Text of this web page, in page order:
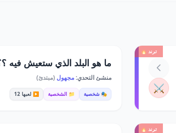
ترند 🔥
⚔️
ما هو البلد الذي ستعيش فيه
منشئ التحدي:مجهول (مبتدئ)
🎭 شخصية 📁 الشخصية ▶️ لعبها 12
ترند 🔥